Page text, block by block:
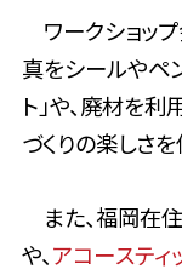
ワークショッ
真をシールやペ
ト」や、廃材を
づくりの楽しさ
また、福岡在
や、アコーステ